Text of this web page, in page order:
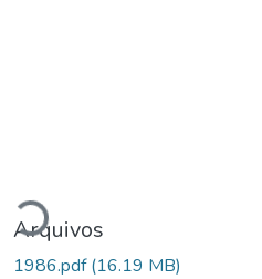
Arquivos
1986.pdf(16.19 MB)